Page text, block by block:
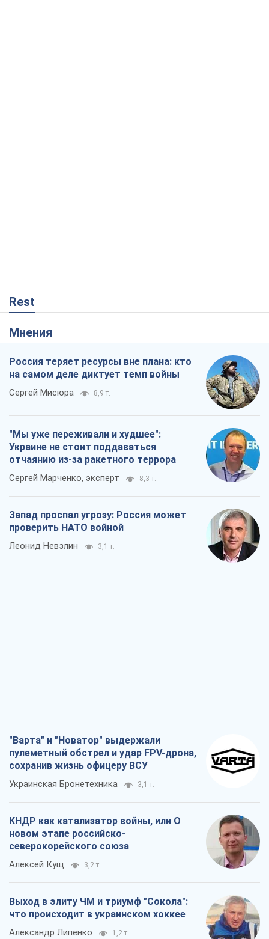
Rest
Мнения
Россия теряет ресурсы вне плана: кто
на самом деле диктует темп войны
Сергей Мисюра 8,9 т.
"Мы уже переживали и худшее":
Украине не стоит поддаваться
отчаянию из-за ракетного террора
Сергей Марченко, эксперт 8,3 т.
Запад проспал угрозу: Россия может
проверить НАТО войной
Леонид Невзлин 3,1 т.
"Варта" и "Новатор" выдержали
пулеметный обстрел и удар FPV-дрона,
сохранив жизнь офицеру ВСУ
Украинская Бронетехника 3,1 т.
КНДР как катализатор войны, или О
новом этапе российско-
северокорейского союза
Алексей Кущ 3,2 т.
Выход в элиту ЧМ и триумф "Сокола":
что происходит в украинском хоккее
Александр Липенко 1,2 т.